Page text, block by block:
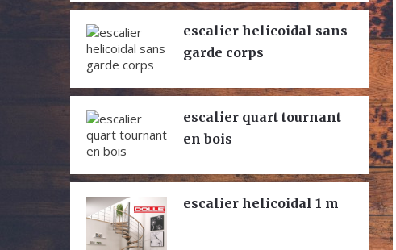
escalier helicoidal sans
garde corps
escalier quart tournant
en bois
escalier helicoidal 1 m